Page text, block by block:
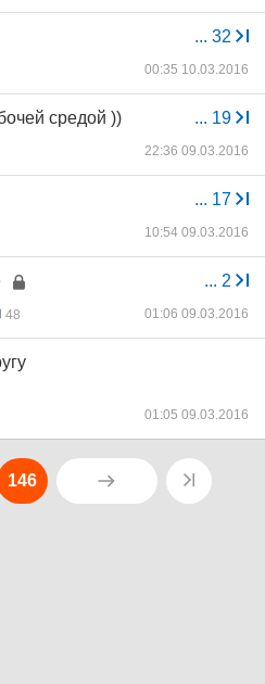
... 32
00:35 10.03.2016
... 19
средой ))
22:36 09.03.2016
... 17
10:54 09.03.2016
... 2
48 01:06 09.03.2016
01:05 09.03.2016
146